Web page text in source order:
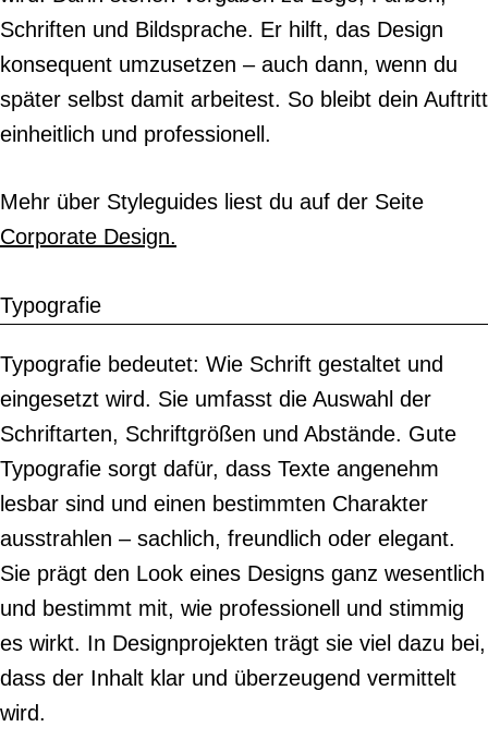
Schriften und Bildsprache. Er hilft, das Design
konsequent umzusetzen – auch dann, wenn du
später selbst damit arbeitest. So bleibt dein Auftritt
einheitlich und professionell.
Mehr über Styleguides liest du auf der Seite
Corporate Design.
Typografie
Typografie bedeutet: Wie Schrift gestaltet und
eingesetzt wird. Sie umfasst die Auswahl der
Schriftarten, Schriftgrößen und Abstände. Gute
Typografie sorgt dafür, dass Texte angenehm
lesbar sind und einen bestimmten Charakter
ausstrahlen – sachlich, freundlich oder elegant.
Sie prägt den Look eines Designs ganz wesentlich
und bestimmt mit, wie professionell und stimmig
es wirkt. In Designprojekten trägt sie viel dazu bei,
dass der Inhalt klar und überzeugend vermittelt
wird.